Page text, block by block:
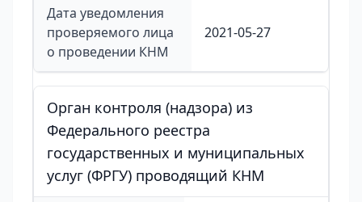
Дата уведомления
проверяемого лица
о проведении КНМ
2021-05-27
Орган контроля (надзора) из
Федерального реестра
государственных и муниципальных
услуг (ФРГУ) проводящий КНМ